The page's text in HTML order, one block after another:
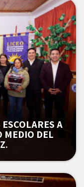
A
MEDIO DEL